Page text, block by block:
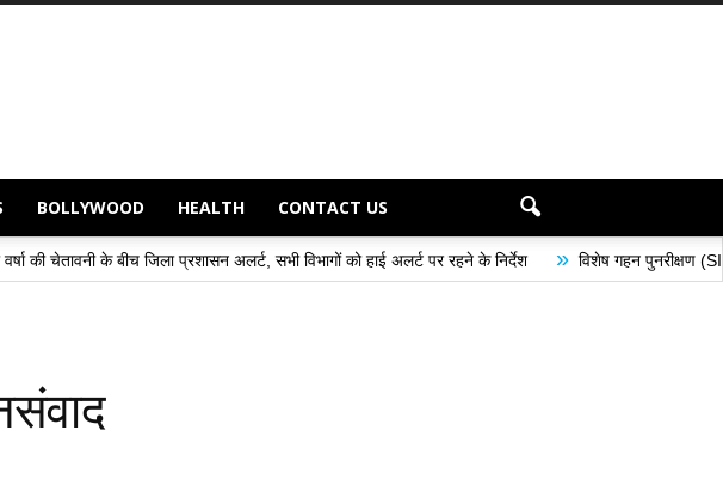
BOLLYWOOD HEALTH CONTACT US
के बीच जिला प्रशासन अलर्ट, सभी विभागों को हाई अलर्ट पर रहने के निर्देश » विशेष गहन पुनरीक्षण (SIR) अभियान के